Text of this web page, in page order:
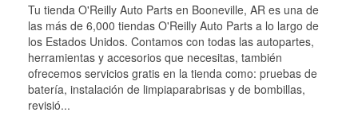
Tu tienda O'Reilly Auto Parts en Booneville, AR es una de
las más de 6,000 tiendas O'Reilly Auto Parts a lo largo de
los Estados Unidos. Contamos con todas las autopartes,
herramientas y accesorios que necesitas, también
ofrecemos servicios gratis en la tienda como: pruebas de
batería, instalación de limpiaparabrisas y de bombillas,
revisió...